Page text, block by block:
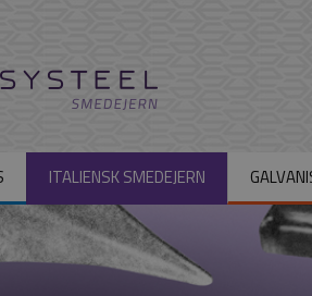
ITALIENSK SMEDEJERN